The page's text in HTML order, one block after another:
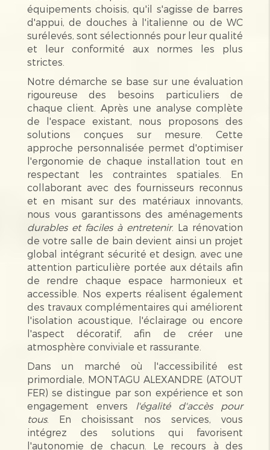
équipements choisis, qu'il s'agisse de barres
d'appui, de douches à l'italienne ou de WC
surélevés, sont sélectionnés pour leur qualité
et leur conformité aux normes les plus
strictes.
Notre démarche se base sur une évaluation
rigoureuse des besoins particuliers de
chaque client. Après une analyse complète
de l'espace existant, nous proposons des
solutions conçues sur mesure. Cette
approche personnalisée permet d'optimiser
l'ergonomie de chaque installation tout en
respectant les contraintes spatiales. En
collaborant avec des fournisseurs reconnus
et en misant sur des matériaux innovants,
nous vous garantissons des aménagements
durables et faciles à entretenir. La rénovation
de votre salle de bain devient ainsi un projet
global intégrant sécurité et design, avec une
attention particulière portée aux détails afin
de rendre chaque espace harmonieux et
accessible. Nos experts réalisent également
des travaux complémentaires qui améliorent
l'isolation acoustique, l'éclairage ou encore
l'aspect décoratif, afin de créer une
atmosphère conviviale et rassurante.
Dans un marché où l'accessibilité est
primordiale, MONTAGU ALEXANDRE (ATOUT
FER) se distingue par son expérience et son
engagement envers
l'égalité d'accès pour
tous. En choisissant nos services, vous
intégrez des solutions qui favorisent
l'autonomie de chacun. Le recours à des